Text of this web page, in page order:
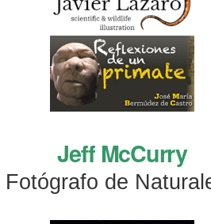
Jeff McCurry
Fotógrafo de